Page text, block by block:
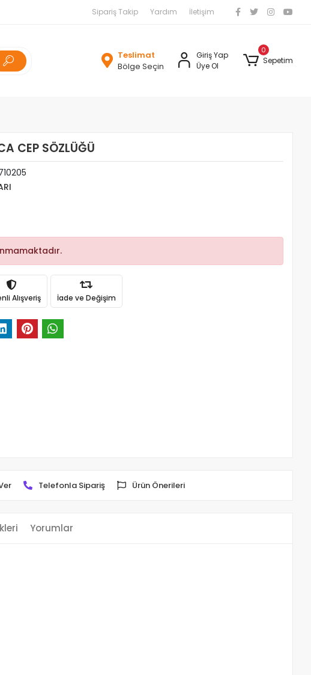
Sipariş Takip Yardım İletişim
Teslimat
Bölge Seçin
Giriş Yap
Üye Ol
0
Sepetim
CEP SÖZLÜĞÜ
Alışveriş İade ve Değişim
Telefonla Sipariş Ürün Önerileri
Yorumlar